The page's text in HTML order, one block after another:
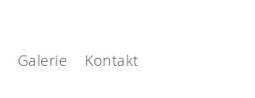
Galerie Kontakt